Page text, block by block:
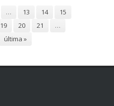
… 13 14
15
19 20 21
…
última »